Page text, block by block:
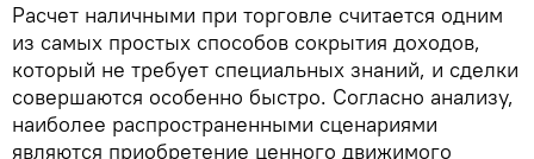
Расчет наличными при торговле считается одним
из самых простых способов сокрытия доходов,
который не требует специальных знаний, и сделки
совершаются особенно быстро. Согласно анализу,
наиболее распространенными сценариями
являются приобретение ценного движимого